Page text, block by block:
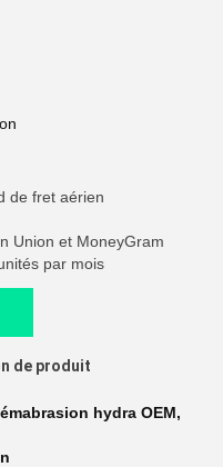
de fret aérien
Union et MoneyGram
par mois
de produit
hydra OEM,